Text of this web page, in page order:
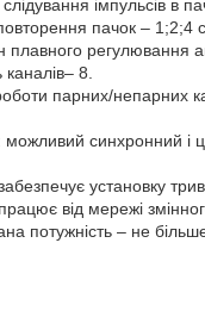
слідування імпульсів в
пачок – 1;2;4 с.
плавного регулювання
каналів– 8.
парних/непарних
можливий синхронний і
установку
від мережі
потужність – не